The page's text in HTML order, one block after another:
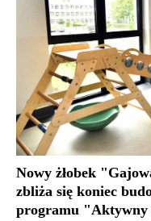
Nowy żłobek
zbliża się koniec
programu